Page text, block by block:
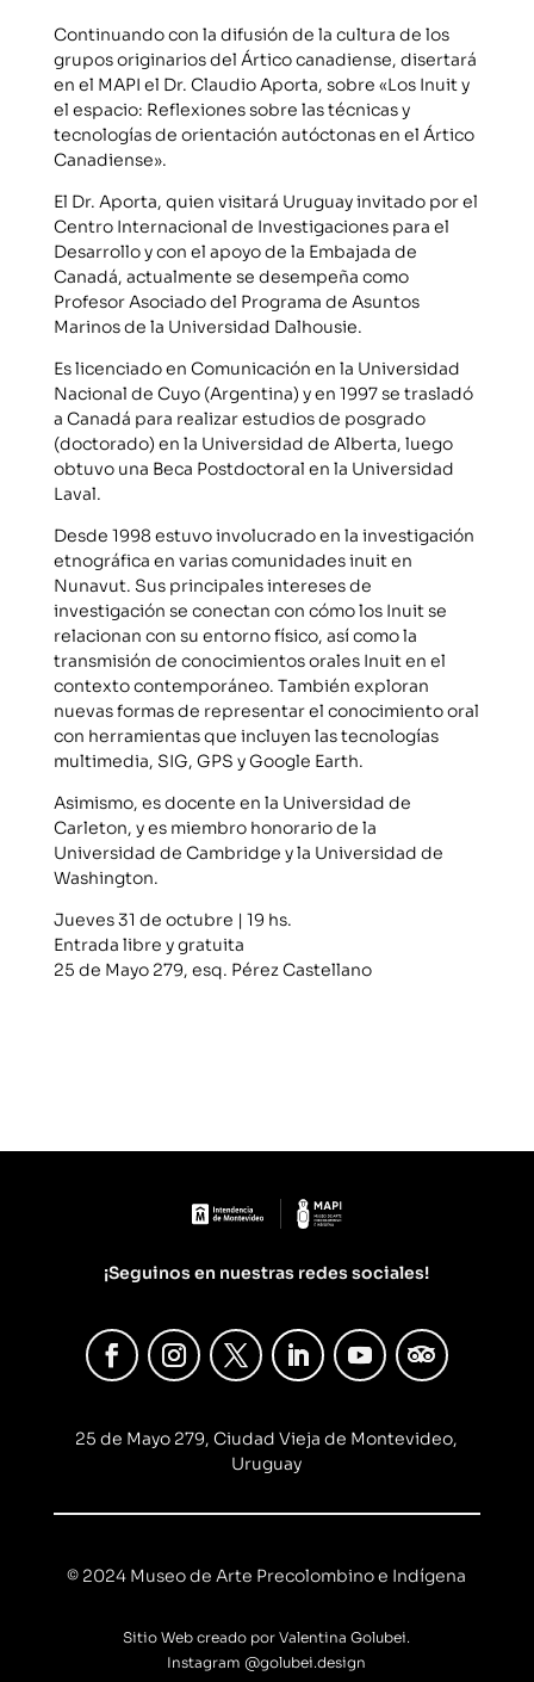
Continuando con la difusión de la cultura de los
grupos originarios del Ártico canadiense, disertará
en el MAPI el Dr. Claudio Aporta, sobre «Los Inuit y
el espacio: Reflexiones sobre las técnicas y
tecnologías de orientación autóctonas en el Ártico
Canadiense».
El Dr. Aporta, quien visitará Uruguay invitado por el
Centro Internacional de Investigaciones para el
Desarrollo y con el apoyo de la Embajada de
Canadá, actualmente se desempeña como
Profesor Asociado del Programa de Asuntos
Marinos de la Universidad Dalhousie.
Es licenciado en Comunicación en la Universidad
Nacional de Cuyo (Argentina) y en 1997 se trasladó
a Canadá para realizar estudios de posgrado
(doctorado) en la Universidad de Alberta, luego
obtuvo una Beca Postdoctoral en la Universidad
Laval.
Desde 1998 estuvo involucrado en la investigación
etnográfica en varias comunidades inuit en
Nunavut. Sus principales intereses de
investigación se conectan con cómo los Inuit se
relacionan con su entorno físico, así como la
transmisión de conocimientos orales Inuit en el
contexto contemporáneo. También exploran
nuevas formas de representar el conocimiento oral
con herramientas que incluyen las tecnologías
multimedia, SIG, GPS y Google Earth.
Asimismo, es docente en la Universidad de
Carleton, y es miembro honorario de la
Universidad de Cambridge y la Universidad de
Washington.
Jueves 31 de octubre | 19 hs.
Entrada libre y gratuita
25 de Mayo 279, esq. Pérez Castellano
¡Seguinos en nuestras redes sociales!
25 de Mayo 279, Ciudad Vieja de Montevideo,
Uruguay
© 2024 Museo de Arte Precolombino e Indígena
Sitio Web creado por Valentina Golubei.
Instagram @golubei.design